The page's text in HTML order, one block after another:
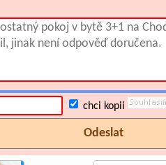
chci kopii